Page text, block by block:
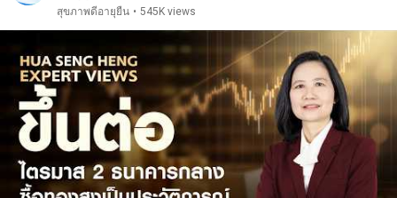
สุขภาพดีอายุยืน • 545K views